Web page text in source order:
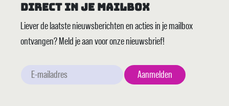
Direct in je mailbox
Liever de laatste nieuwsberichten en acties in je mailbox
ontvangen? Meld je aan voor onze nieuwsbrief!